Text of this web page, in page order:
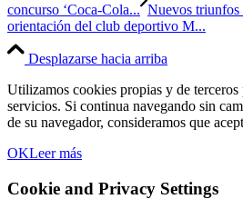
concurso ‘Coca-Cola... Nuevos triunfos
orientación del club deportivo M...
Desplazarse hacia arriba
Utilizamos cookies propias y de terceros
servicios. Si continua navegando sin
de su navegador, consideramos que
OKLeer más
Cookie and Privacy Settings